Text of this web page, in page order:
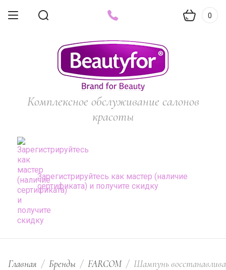
0
Комплексное обслуживание салонов
красоты
Зарегистрируйтесь как мастер (наличие
сертификата) и получите скидку
Главная / Бренды / FARCOM / Шампунь